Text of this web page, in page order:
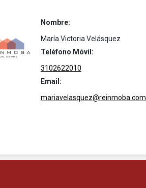
Nombre:
María Victoria Velásquez
Teléfono Móvil:
3102622010
Email:
mariavelasquez@reinmoba.com